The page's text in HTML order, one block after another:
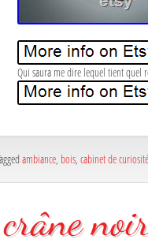
Qui saura me dire lequel tient quel
ambiance bois cabinet de curiosité